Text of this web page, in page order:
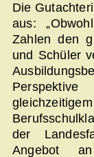
Die
aus:
Zahlen den
und Schüler
der
Angebot